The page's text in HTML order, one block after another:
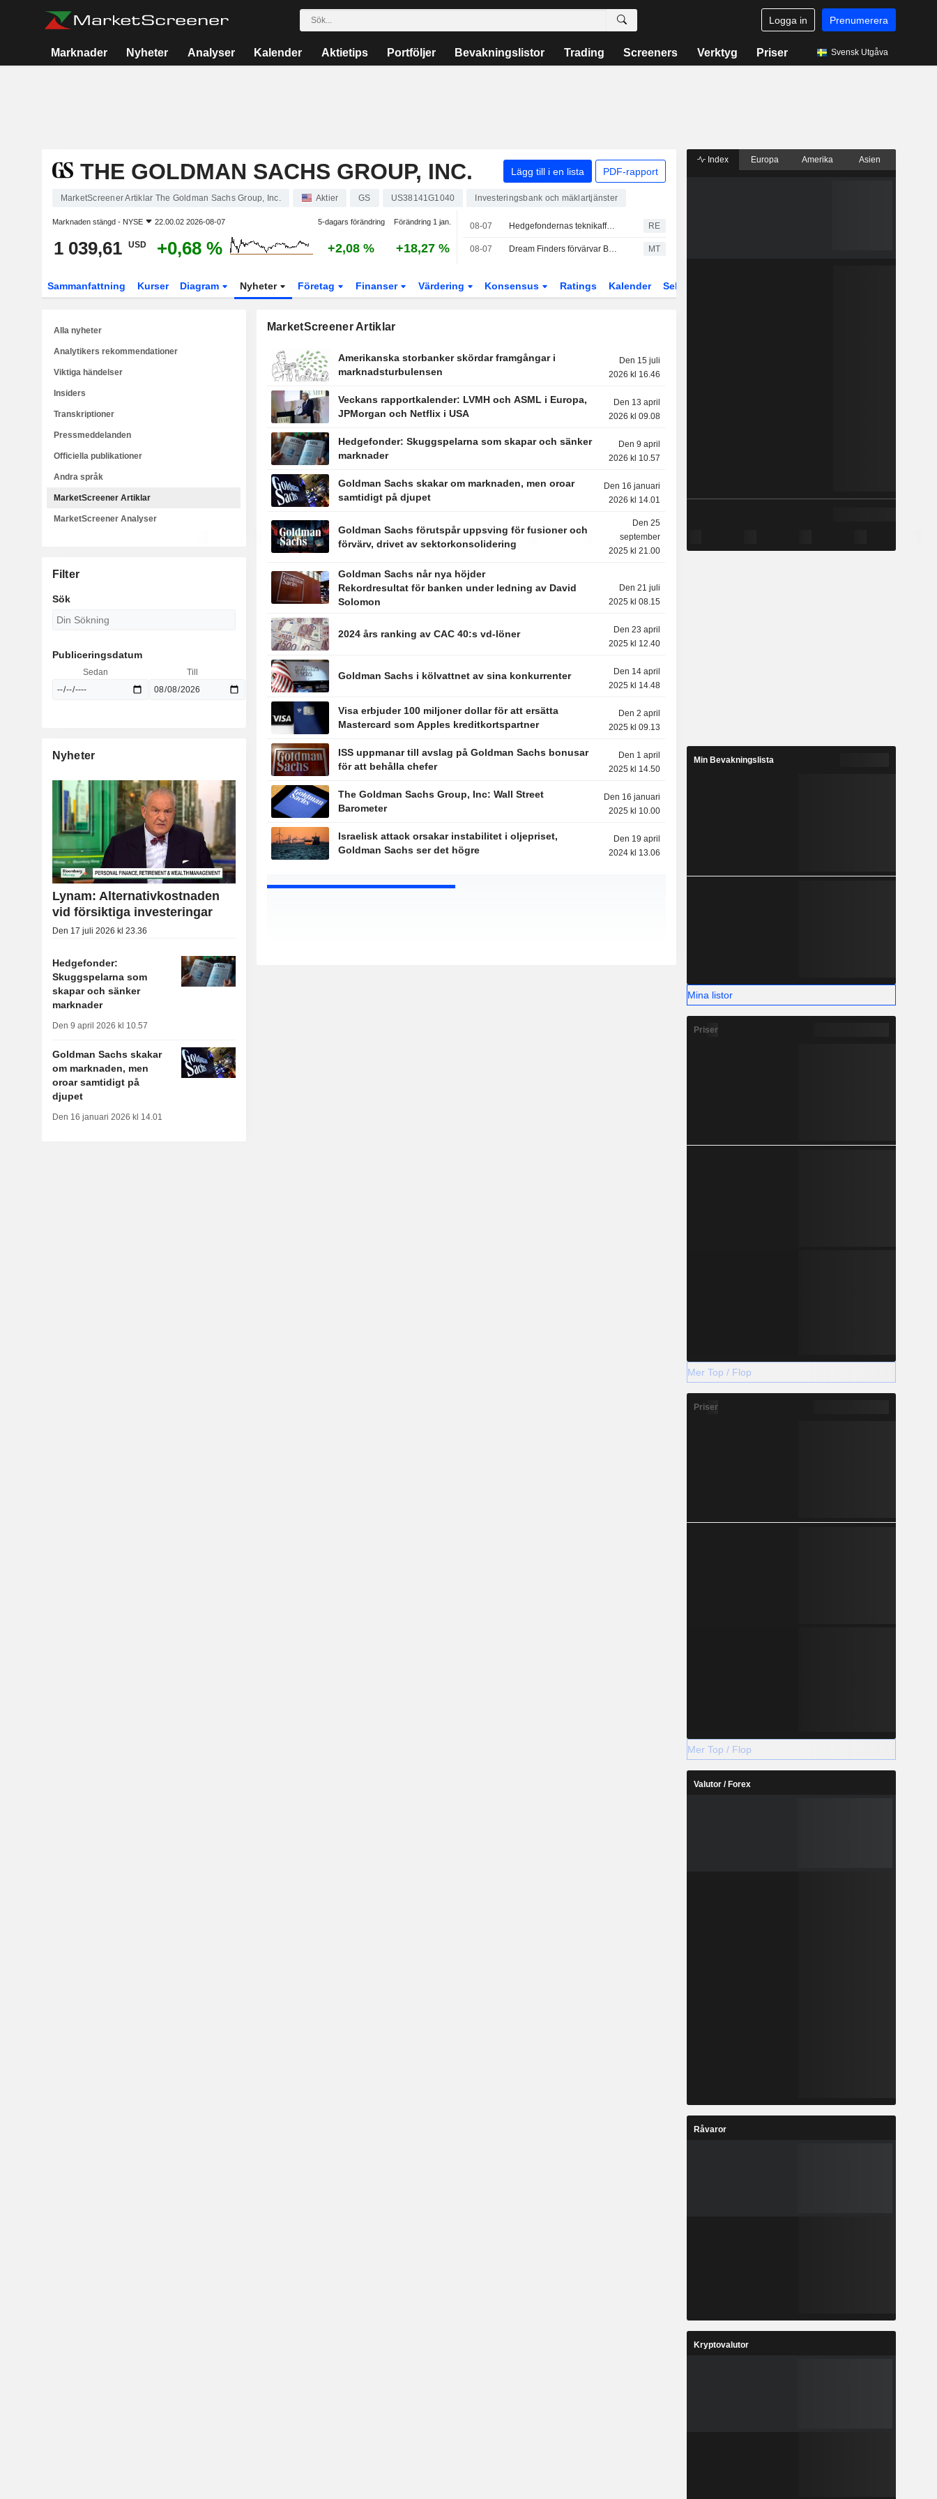
Logga in Prenumerera
Marknader Nyheter Analyser Kalender Aktietips Portföljer Bevakningslistor Trading Screeners Verktyg Priser Svensk Utgåva
THE GOLDMAN SACHS GROUP, INC. Lägg till i en lista PDF-rapport
MarketScreener Artiklar The Goldman Sachs Group, Inc. Aktier GS US38141G1040 Investeringsbank och mäklartjänster
Marknaden stängd - NYSE 22.00.02 2026-08-07 5-dagars förändring Förändring 1 jan.
1 039,61 USD +0,68 % +2,08 % +18,27 %
08-07 Hedgefondernas teknikaffärer tyngde resultatet i juli, enligt JPMorgan RE
08-07 Dream Finders förvärvar Beazer i kontantaffär värd 2,2 miljarder dollar MT
Sammanfattning Kurser Diagram Nyheter Företag Finanser Värdering Konsensus Ratings Kalender Sektor
MarketScreener Artiklar
Amerikanska storbanker skördar framgångar i
marknadsturbulensen
Den 15 juli
2026 kl 16.46
Veckans rapportkalender: LVMH och ASML i Europa,
JPMorgan och Netflix i USA
Den 13 april
2026 kl 09.08
Hedgefonder: Skuggspelarna som skapar och sänker
marknader
Den 9 april
2026 kl 10.57
Goldman Sachs skakar om marknaden, men oroar
samtidigt på djupet
Den 16 januari
2026 kl 14.01
Goldman Sachs förutspår uppsving för fusioner och
förvärv, drivet av sektorkonsolidering
Den 25
september
2025 kl 21.00
Goldman Sachs når nya höjder
Rekordresultat för banken under ledning av David
Solomon
Den 21 juli
2025 kl 08.15
2024 års ranking av CAC 40:s vd-löner
Den 23 april
2025 kl 12.40
Goldman Sachs i kölvattnet av sina konkurrenter
Den 14 april
2025 kl 14.48
Visa erbjuder 100 miljoner dollar för att ersätta
Mastercard som Apples kreditkortspartner
Den 2 april
2025 kl 09.13
ISS uppmanar till avslag på Goldman Sachs bonusar
för att behålla chefer
Den 1 april
2025 kl 14.50
The Goldman Sachs Group, Inc: Wall Street
Barometer
Den 16 januari
2025 kl 10.00
Israelisk attack orsakar instabilitet i oljepriset,
Goldman Sachs ser det högre
Den 19 april
2024 kl 13.06
Alla nyheter
Analytikers rekommendationer
Viktiga händelser
Insiders
Transkriptioner
Pressmeddelanden
Officiella publikationer
Andra språk
MarketScreener Artiklar
MarketScreener Analyser
Filter
Sök
Publiceringsdatum
Sedan Till
Nyheter
Lynam: Alternativkostnaden
vid försiktiga investeringar
Den 17 juli 2026 kl 23.36
Hedgefonder:
Skuggspelarna som
skapar och sänker
marknader
Den 9 april 2026 kl 10.57
Goldman Sachs skakar
om marknaden, men
oroar samtidigt på
djupet
Den 16 januari 2026 kl 14.01
Index Europa Amerika Asien
Min Bevakningslista
Mina listor
Priser
Mer Top / Flop
Priser
Mer Top / Flop
Valutor / Forex
Råvaror
Kryptovalutor